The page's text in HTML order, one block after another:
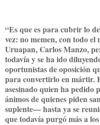
“Es que es para cubrir lo
vez: no memen, con todo
Uruapan, Carlos Manzo,
todavía y se ha ido
oportunistas de oposición
para convertirlo en mártir.
asesinado quien ha pedido
ánimos de quienes piden
suplente— hasta ya se
que todavía purgó más a